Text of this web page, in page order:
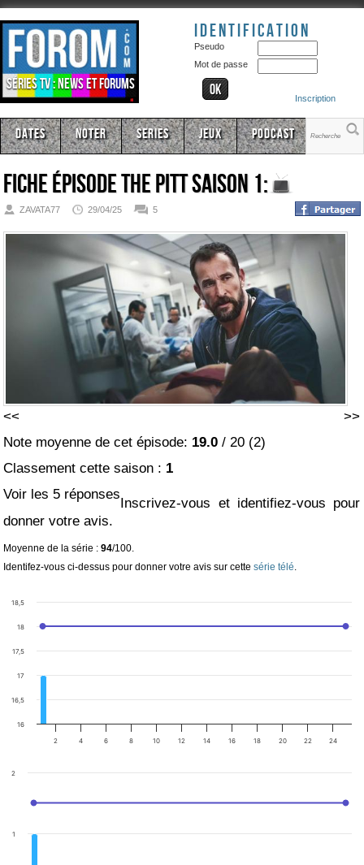
Séries TV : news et forums
Identification
Pseudo
Mot de passe
Inscription
Dates Noter Series Jeux Podcast
Fiche épisodeThe Pitt Saison 1:
ZAVATA77 29/04/25 5
<<
>>
Note moyenne de cet épisode: 19.0 / 20 (2)
Classement cette saison : 1
Voir les 5 réponses
Inscrivez-vous et identifiez-vous pour
donner votre avis.
Moyenne de la série :94/100.
Identifez-vous ci-dessus pour donner votre avis sur cettesérie télé
2 4 6 8 10 12 14 16 18 20 22 24
16
16,5
17
17,5
18
18,5
1
2